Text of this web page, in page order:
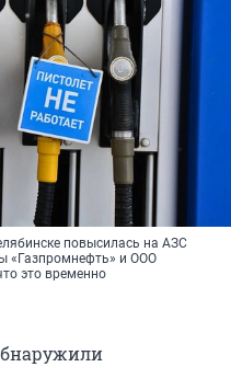
повысилась на АЗС
«Газпромнефть» и ООО
это временно